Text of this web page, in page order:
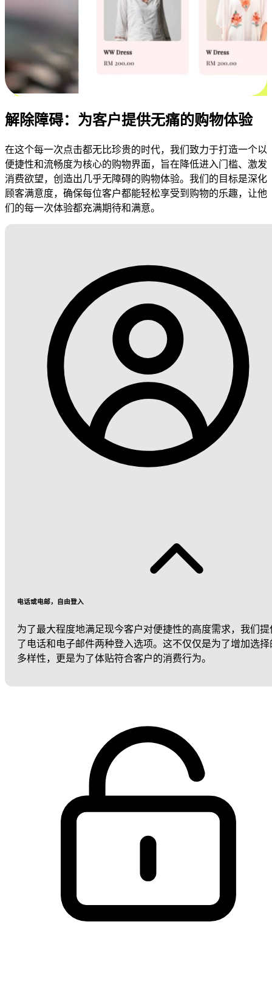
解除障碍：为客户提供无痛的购物体验
在这个每一次点击都无比珍贵的时代，我们致力于打造一个以
便捷性和流畅度为核心的购物界面，旨在降低进入门槛、激发
消费欲望，创造出几乎无障碍的购物体验。我们的目标是深化
顾客满意度，确保每位客户都能轻松享受到购物的乐趣，让他
们的每一次体验都充满期待和满意。
电话或电邮，自由登入
为了最大程度地满足现今客户对便捷性的高度需求，我们提
了电话和电子邮件两种登入选项。这不仅仅是为了增加选择
多样性，更是为了体贴符合客户的消费行为。